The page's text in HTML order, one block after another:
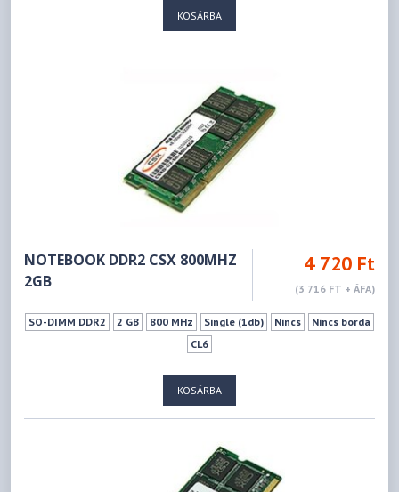
KOSÁRBA
NOTEBOOK DDR2 CSX 800MHZ
2GB
4 720 Ft
(3 716 FT + ÁFA)
SO-DIMM DDR2 2 GB 800 MHz Single (1db) Nincs
Nincs borda
CL6
KOSÁRBA